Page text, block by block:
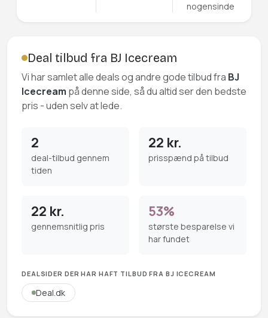
nogensinde
Deal tilbud fra BJ Icecream
Vi har samlet alle deals og andre gode tilbud fra BJ
Icecream på denne side, så du altid ser den bedste
pris - uden selv at lede.
2
deal-tilbud gennem
tiden
22 kr.
prisspænd på tilbud
22 kr.
gennemsnitlig pris
53%
største besparelse vi
har fundet
DEALSIDER DER HAR HAFT TILBUD FRA BJ ICECREAM
Deal.dk